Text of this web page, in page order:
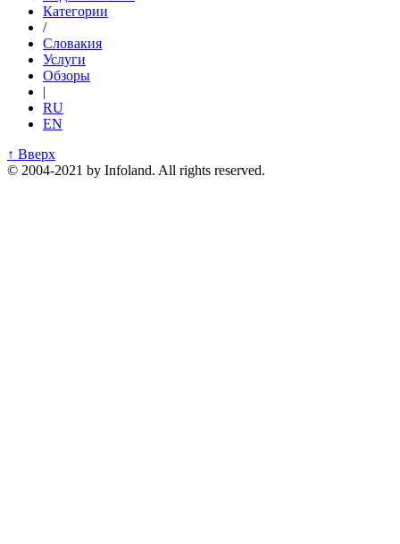
Категории
/
Словакия
Услуги
Обзоры
|
RU
EN
↑ Вверх
© 2004-2021 by Infoland. All rights reserved.